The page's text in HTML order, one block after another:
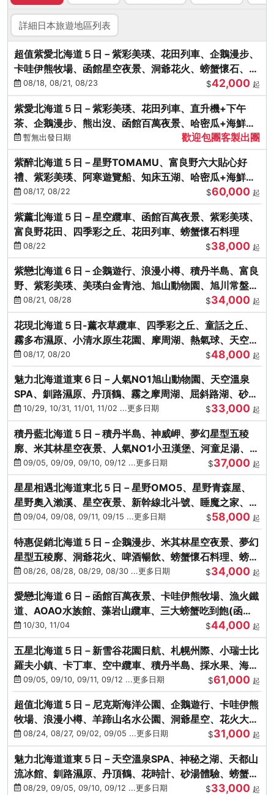
詳細日本旅遊地區列表
超值紫愛北海道５日－紫彩美瑛、花田列車、企鵝漫步、
卡哇伊熊牧場、函館星空夜景、洞爺花火、螃蟹懷石、啤
酒暢飲
08/18, 08/21, 08/23 $42,000 起
紫愛北海道５日－紫彩美瑛、花田列車、直升機+下午
茶、企鵝漫步、熊出沒、函館百萬夜景、哈密瓜+海鮮和
牛八大螃蟹吃到飽
暫無出發日期 歡迎包團客製出團
紫醉北海道５日－星野TOMAMU、富良野六大貼心好
禮、紫彩美瑛、阿寒遊覽船、知床五湖、哈密瓜+海鮮和
牛螃蟹吃到飽
08/17, 08/22 $60,000 起
紫薰北海道５日－星空纜車、函館百萬夜景、紫彩美瑛、
富良野花田、四季彩之丘、花田列車、螃蟹懷石料理
08/22 $38,000 起
紫戀北海道６日－企鵝遊行、浪漫小樽、積丹半島、富良
野、紫彩美瑛、美瑛白金青池、旭山動物園、旭川常盤旋
轉塔08/21, 08/28 $34,000 起
花現北海道５日-薰衣草纜車、四季彩之丘、童話之丘、
霧多布濕原、小清水原生花園、摩周湖、熱氣球、天空溫
泉SPA、螃蟹吃到飽
08/17, 08/20 $48,000 起
魅力北海道道東６日－人氣NO1旭山動物園、天空溫泉
SPA、釧路濕原、丹頂鶴、霧之摩周湖、屈斜路湖、砂湯
體驗10/29, 10/31, 11/01, 11/02 ...更多日期 $33,000 起
積丹藍北海道５日－積丹半島、神威岬、夢幻星型五稜
廓、米其林星空夜景、人氣NO1小丑漢堡、河童足湯、奇
幻燈遊步道、璀璨溪谷
09/05, 09/09, 09/10, 09/12 ...更多日期 $37,000 起
星星相遇北海道東北５日－星野OMO5、星野青森屋、
星野奧入瀨溪、星空夜景、新幹線北斗號、睡魔之家、十
和田湖(不進免稅店)
09/04, 09/08, 09/11, 09/15 ...更多日期 $58,000 起
特惠促銷北海道５日－企鵝漫步、米其林星空夜景、夢幻
星型五稜廓、洞爺花火、啤酒暢飲、螃蟹懷石料理、螃蟹
吃到飽
08/26, 08/28, 08/29, 08/30 ...更多日期 $34,000 起
愛戀北海道６日－函館百萬夜景、卡哇伊熊牧場、漁火鐵
道、AOAO水族館、藻岩山纜車、三大螃蟹吃到飽(函館/
千歲)
10/30, 11/04 $44,000 起
五星北海道５日－新雪谷花園日航、札幌州際、小瑞士比
羅夫小鎮、卡丁車、空中纜車、積丹半島、採水果、海鮮
和牛螃蟹放題
09/05, 09/10, 09/11, 09/12 ...更多日期 $61,000 起
超值北海道５日－尼克斯海洋公園、企鵝遊行、卡哇伊熊
牧場、浪漫小樽、羊蹄山名水公園、洞爺星空、花火大
會、螃蟹懷石料理
08/24, 08/27, 09/02, 09/05 ...更多日期 $31,000 起
魅力北海道道東５日－天空溫泉SPA、神秘之湖、天都山
流冰館、釧路濕原、丹頂鶴、花時計、砂湯體驗、螃蟹吃
到飽08/29, 09/05, 09/10, 09/12 ...更多日期 $33,000 起